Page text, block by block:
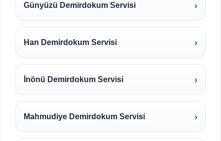
Günyüzü Demirdokum Servisi
Han Demirdokum Servisi
İnönü Demirdokum Servisi
Mahmudiye Demirdokum Servisi